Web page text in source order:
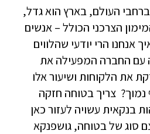
ברחבי העולם, בארץ הוא גדל,
הצרכני הכולל – אנשים
אנחנו הרי יודעי שהלווים
עם החברה המפעילה את
את הלקוחות ושיעור אלו
צריך בטוחה חזקה
בנקאית עשויה לעזור כאן
סוג של בטוחה, גושפנקא